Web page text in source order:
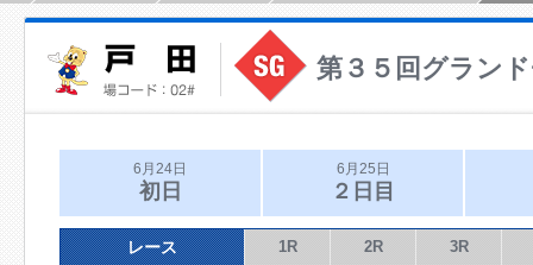
第３５回グラン
6月24日
初日
6月25日
２日目
レース 1R 2R 3R